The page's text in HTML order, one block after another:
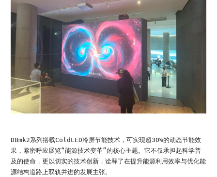
DBmk2系列搭载ColdLED冷屏节能技术，可实现超30%的动态节能效
果，紧密呼应展览“能源技术变革”的核心主题。它不仅承担起科学普
及的使命，更以切实的技术创新，诠释了在提升能源利用效率与优化能
源结构道路上双轨并进的发展主张。